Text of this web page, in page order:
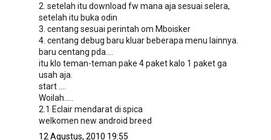
2. setelah itu download fw mana aja sesuai selera,
setelah itu buka odin
3. centang sesuai perintah om Mboisker
4. centang debug baru kluar beberapa menu lainnya.
baru centang pda....
itu klo teman-teman pake 4 paket kalo 1 paket ga
usah aja.
start ....
Woilah.....
2.1 Eclair mendarat di spica
welkomen new android breed
12 Agustus, 2010 19:55